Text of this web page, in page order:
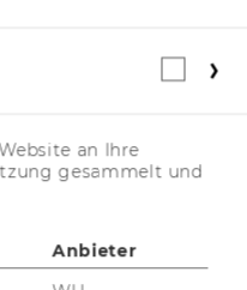
an Ihre
gesammelt und
Anbieter